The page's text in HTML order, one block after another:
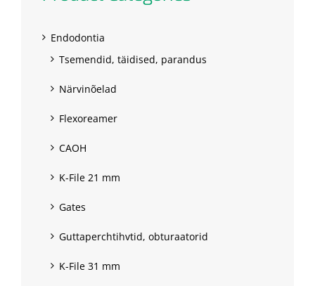
Endodontia
Tsemendid, täidised, parandus
Närvinõelad
Flexoreamer
CAOH
K-File 21 mm
Gates
Guttaperchtihvtid, obturaatorid
K-File 31 mm